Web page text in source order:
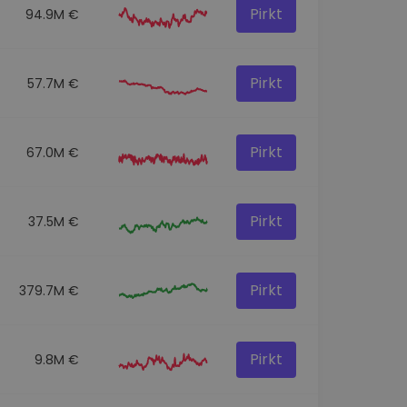
94.9M € Pirkt
57.7M € Pirkt
67.0M € Pirkt
37.5M € Pirkt
379.7M € Pirkt
9.8M € Pirkt